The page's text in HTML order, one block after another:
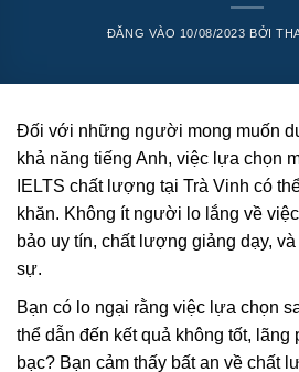
ĐĂNG VÀO 10/08/2023 BỞI
Đối với những người mong muốn
khả năng tiếng Anh, việc lựa chọn
IELTS chất lượng tại Trà Vinh có
khăn. Không ít người lo lắng về
bảo uy tín, chất lượng giảng dạy,
sự.
Bạn có lo ngại rằng việc lựa chọn
thể dẫn đến kết quả không tốt, lãng
bạc? Bạn cảm thấy bất an về chất